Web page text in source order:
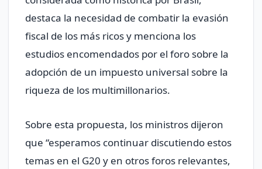
destaca la necesidad de combatir la evasión
fiscal de los más ricos y menciona los
estudios encomendados por el foro sobre la
adopción de un impuesto universal sobre la
riqueza de los multimillonarios.
Sobre esta propuesta, los ministros dijeron
que “esperamos continuar discutiendo estos
temas en el G20 y en otros foros relevantes,